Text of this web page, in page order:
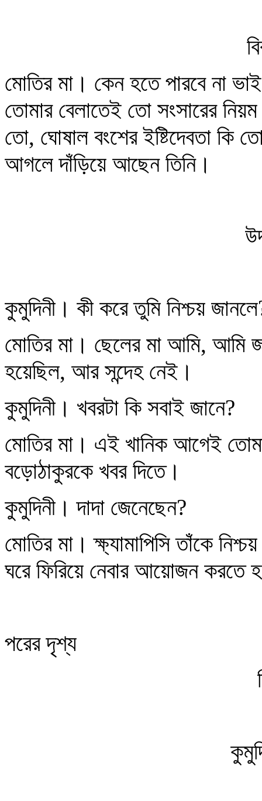
মোতির মা। কেন হতে পারবে না
তোমার বেলাতেই তো সংসারের
তো, ঘোষাল বংশের ইষ্টিদেবতা কি
আগলে দাঁড়িয়ে আছেন তিনি।
কুমুদিনী। কী করে তুমি নিশ্চয়
মোতির মা। ছেলের মা আমি, আমি
হয়েছিল, আর সন্দেহ নেই।
কুমুদিনী। খবরটা কি সবাই জানে?
মোতির মা। এই খানিক আগেই
বড়োঠাকুরকে খবর দিতে।
কুমুদিনী। দাদা জেনেছেন?
মোতির মা। ক্ষ্যামাপিসি তাঁকে
ঘরে ফিরিয়ে নেবার আয়োজন করতে
পরের দৃশ্য